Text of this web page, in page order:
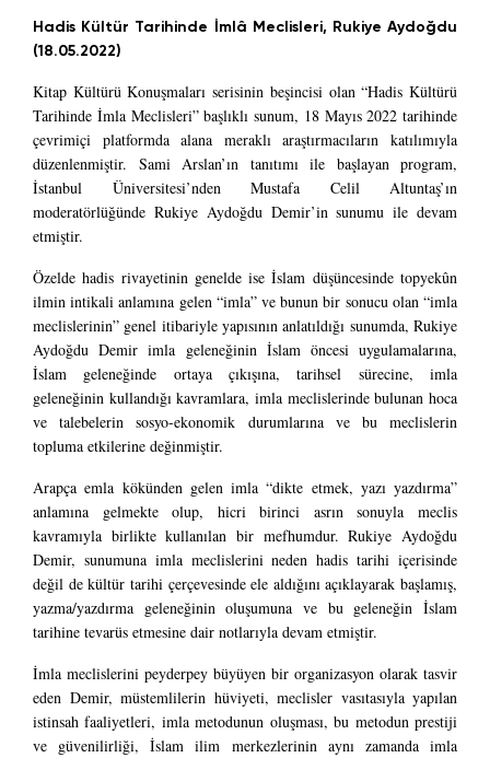
Hadis Kültür Tarihinde İmlâ Meclisleri, Rukiye Aydoğdu
(18.05.2022)
Kitap Kültürü Konuşmaları serisinin beşincisi olan “Hadis Kültürü
Tarihinde İmla Meclisleri” başlıklı sunum, 18 Mayıs 2022 tarihinde
çevrimiçi platformda alana meraklı araştırmacıların katılımıyla
düzenlenmiştir. Sami Arslan’ın tanıtımı ile başlayan program,
İstanbul Üniversitesi’nden Mustafa Celil Altuntaş’ın
moderatörlüğünde Rukiye Aydoğdu Demir’in sunumu ile devam
etmiştir.
Özelde hadis rivayetinin genelde ise İslam düşüncesinde topyekûn
ilmin intikali anlamına gelen “imla” ve bunun bir sonucu olan “imla
meclislerinin” genel itibariyle yapısının anlatıldığı sunumda, Rukiye
Aydoğdu Demir imla geleneğinin İslam öncesi uygulamalarına,
İslam geleneğinde ortaya çıkışına, tarihsel sürecine, imla
geleneğinin kullandığı kavramlara, imla meclislerinde bulunan hoca
ve talebelerin sosyo-ekonomik durumlarına ve bu meclislerin
topluma etkilerine değinmiştir.
Arapça emla kökünden gelen imla “dikte etmek, yazı yazdırma”
anlamına gelmekte olup, hicri birinci asrın sonuyla meclis
kavramıyla birlikte kullanılan bir mefhumdur. Rukiye Aydoğdu
Demir, sunumuna imla meclislerini neden hadis tarihi içerisinde
değil de kültür tarihi çerçevesinde ele aldığını açıklayarak başlamış,
yazma/yazdırma geleneğinin oluşumuna ve bu geleneğin İslam
tarihine tevarüs etmesine dair notlarıyla devam etmiştir.
İmla meclislerini peyderpey büyüyen bir organizasyon olarak tasvir
eden Demir, müstemlilerin hüviyeti, meclisler vasıtasıyla yapılan
istinsah faaliyetleri, imla metodunun oluşması, bu metodun prestiji
ve güvenilirliği, İslam ilim merkezlerinin aynı zamanda imla